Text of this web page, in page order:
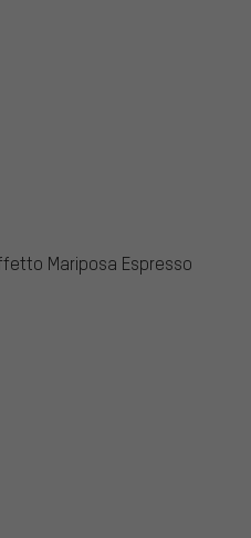
Mariposa Espresso